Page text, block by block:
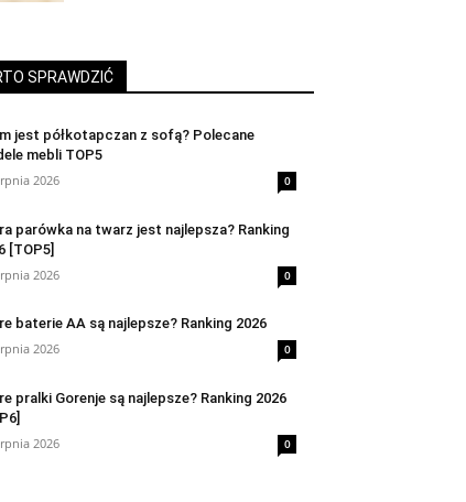
SPRAWDZIĆ
jest półkotapczan z sofą? Polecane
mebli TOP5
2026
0
parówka na twarz jest najlepsza? Ranking
[TOP5]
2026
0
baterie AA są najlepsze? Ranking 2026
2026
0
pralki Gorenje są najlepsze? Ranking 2026
2026
0